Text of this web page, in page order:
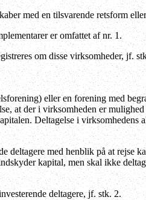
med en tilsvarende retsform eller
er omfattet af nr. 1.
om disse virksomheder, jf.
eller en forening med
at der i virksomheden er
Deltagelse i virksomhedens
med henblik på at rejse
kapital, men skal ikke
deltagere, jf. stk. 2.